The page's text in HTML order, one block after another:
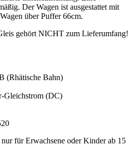
Der Wagen ist ausgestattet mit
über Puffer 66cm.
gehört NICHT zum Lieferumfang!
(Rhätische Bahn)
Gleichstrom (DC)
für Erwachsene oder Kinder ab 15